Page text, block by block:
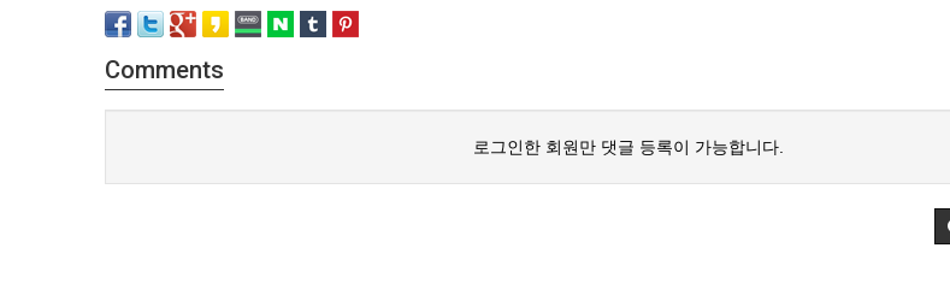
Comments
로그인한 회원만 댓글 등록이 가능합니다.